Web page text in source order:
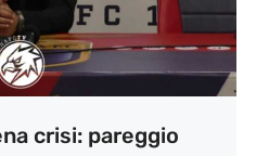
crisi: pareggio